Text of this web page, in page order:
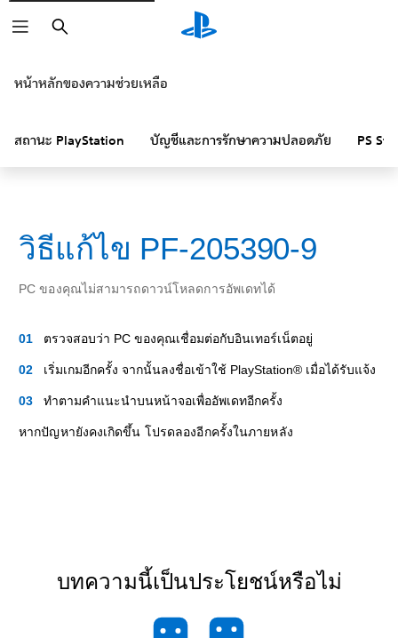
หน้าหลักของความช่วยเหลือ
สถานะ PlayStation บัญชีและการรักษาความปลอดภัย PS
วิธีแก้ไข PF-205390-9
PC ของคุณไม่สามารถดาวน์โหลดการอัพเดทได้
ตรวจสอบว่า PC ของคุณเชื่อมต่อกับอินเทอร์เน็ตอยู่
เริ่มเกมอีกครั้ง จากนั้นลงชื่อเข้าใช้ PlayStation® เมื่อได้รับแจ้ง
ทำตามคำแนะนำบนหน้าจอเพื่ออัพเดทอีกครั้ง
หากปัญหายังคงเกิดขึ้น โปรดลองอีกครั้งในภายหลัง
บทความนี้เป็นประโยชน์หรือไม่